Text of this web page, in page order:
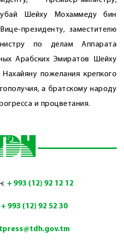
Шейху Мохаммеду бин
президенту, заместителю
по делам Аппарата
Арабских Эмиратов Шейху
пожелания крепкого
а братскому народу
и процветания.
+ 993 (12) 92 12 12
+ 993 (12) 92 52 30
tpress@tdh.gov.tm